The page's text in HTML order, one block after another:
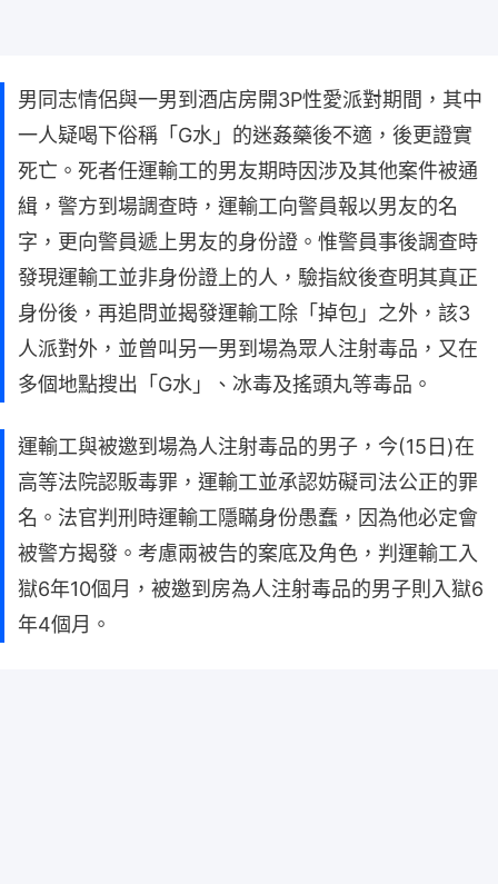
男同志情侶與一男到酒店房開3P性愛派對期間，其中
一人疑喝下俗稱「G水」的迷姦藥後不適，後更證實
死亡。死者任運輸工的男友期時因涉及其他案件被通
緝，警方到場調查時，運輸工向警員報以男友的名
字，更向警員遞上男友的身份證。惟警員事後調查時
發現運輸工並非身份證上的人，驗指紋後查明其真正
身份後，再追問並揭發運輸工除「掉包」之外，該3
人派對外，並曾叫另一男到場為眾人注射毒品，又在
多個地點搜出「G水」、冰毒及搖頭丸等毒品。
運輸工與被邀到場為人注射毒品的男子，今(15日)在
高等法院認販毒罪，運輸工並承認妨礙司法公正的罪
名。法官判刑時運輸工隱瞞身份愚蠢，因為他必定會
被警方揭發。考慮兩被告的案底及角色，判運輸工入
獄6年10個月，被邀到房為人注射毒品的男子則入獄6
年4個月。